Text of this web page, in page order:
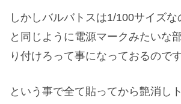
しかしバルバトスは1/100サイズ
と同じように電源マークみたいな
り付けろって事になっておるのです
という事で全て貼ってから艶消し